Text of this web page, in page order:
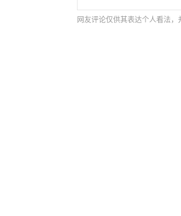
网友评论仅供其表达个人看法